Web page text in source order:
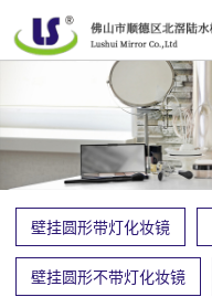
壁挂圆形带灯化妆镜
壁挂圆形不带灯化妆镜